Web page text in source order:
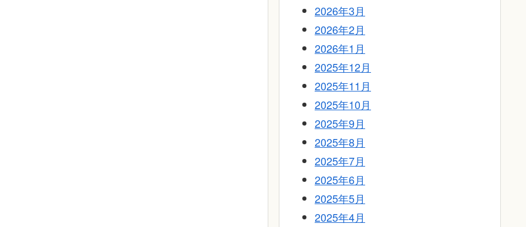
2026年3月
2026年2月
2026年1月
2025年12月
2025年11月
2025年10月
2025年9月
2025年8月
2025年7月
2025年6月
2025年5月
2025年4月